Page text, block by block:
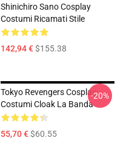
Shinichiro Sano Cosplay
Costumi Ricamati Stile
142,94 €$155.38
Tokyo Revengers Cosplay:
Costumi Cloak La Banda
55,70 €$60.55
-20%